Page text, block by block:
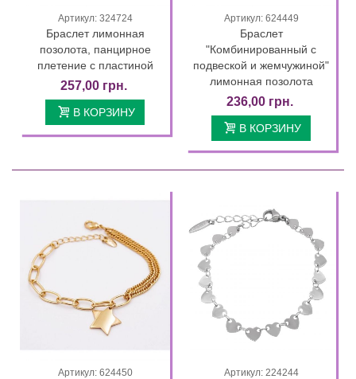
Артикул: 324724
Браслет лимонная
позолота, панцирное
плетение с пластиной
257,00 грн.
В КОРЗИНУ
Артикул: 624449
Браслет
"Комбинированный с
подвеской и жемчужиной"
лимонная позолота
236,00 грн.
В КОРЗИНУ
Артикул: 624450 Артикул: 224244